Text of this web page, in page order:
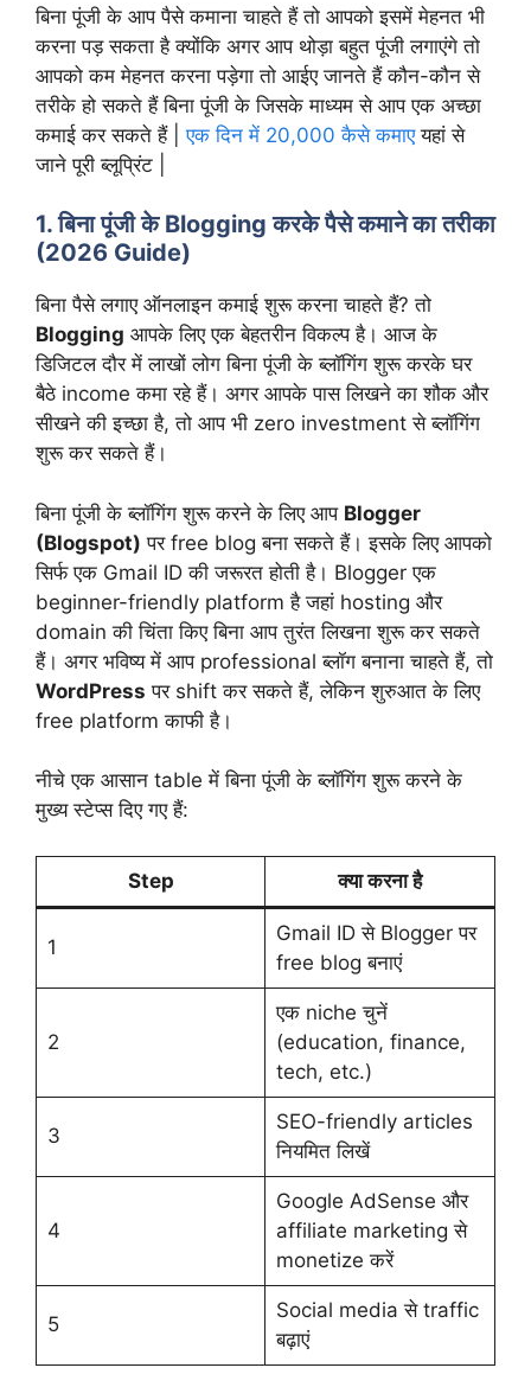
बिना पूंजी के आप पैसे कमाना चाहते हैं तो आपको इसमें मेहनत भी
करना पड़ सकता है क्योंकि अगर आप थोड़ा बहुत पूंजी लगाएंगे तो
आपको कम मेहनत करना पड़ेगा तो आईए जानते हैं कौन-कौन से
तरीके हो सकते हैं बिना पूंजी के जिसके माध्यम से आप एक अच्छा
कमाई कर सकते हैं |एक दिन में 20,000 कैसे कमाएयहां से
जाने पूरी ब्लूप्रिंट |
1.बिना पूंजी के Blogging करके पैसे कमाने का तरीका
(2026 Guide)
बिना पैसे लगाए ऑनलाइन कमाई शुरू करना चाहते हैं? तो
Blogging आपके लिए एक बेहतरीन विकल्प है। आज के
डिजिटल दौर में लाखों लोग बिना पूंजी के ब्लॉगिंग शुरू करके घर
बैठे income कमा रहे हैं। अगर आपके पास लिखने का शौक और
सीखने की इच्छा है, तो आप भी zero investment से ब्लॉगिंग
शुरू कर सकते हैं।
बिना पूंजी के ब्लॉगिंग शुरू करने के लिए आप Blogger
(Blogspot) पर free blog बना सकते हैं। इसके लिए आपको
सिर्फ एक Gmail ID की जरूरत होती है। Blogger एक
beginner-friendly platform है जहां hosting और
domain की चिंता किए बिना आप तुरंत लिखना शुरू कर सकते
हैं। अगर भविष्य में आप professional ब्लॉग बनाना चाहते हैं, तो
WordPress पर shift कर सकते हैं, लेकिन शुरुआत के लिए
free platform काफी है।
नीचे एक आसान table में बिना पूंजी के ब्लॉगिंग शुरू करने के
मुख्य स्टेप्स दिए गए हैं:
Step क्या करना है
1
Gmail ID से Blogger पर
free blog बनाएं
2
एक niche चुनें
(education, finance,
tech, etc.)
3
SEO-friendly articles
नियमित लिखें
4
Google AdSense और
affiliate marketing से
monetize करें
5
Social media से traffic
बढ़ाएं